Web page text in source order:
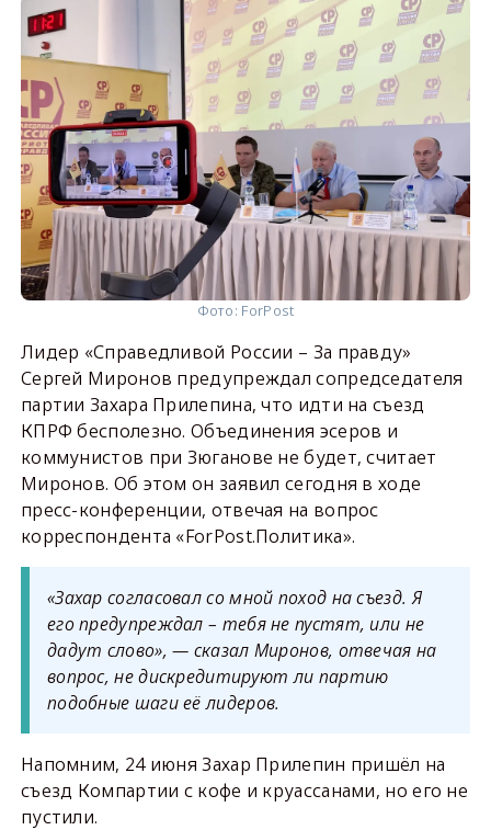
Фото: ForPost
Лидер «Справедливой России – За правду»
Сергей Миронов предупреждал сопредседателя
партии Захара Прилепина, что идти на съезд
КПРФ бесполезно. Объединения эсеров и
коммунистов при Зюганове не будет, считает
Миронов. Об этом он заявил сегодня в ходе
пресс-конференции, отвечая на вопрос
корреспондента «ForPost.Политика».
«Захар согласовал со мной поход на съезд. Я
его предупреждал – тебя не пустят, или не
дадут слово», — сказал Миронов, отвечая на
вопрос, не дискредитируют ли партию
подобные шаги её лидеров.
Напомним, 24 июня Захар Прилепин пришёл на
съезд Компартии с кофе и круассанами, но его не
пустили.